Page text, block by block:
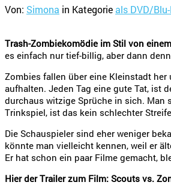
Von: Simona in Kategorieals DVD/
Trash-Zombiekomödie im Stil von
es einfach nur tief-billig, aber dann
Zombies fallen über eine Kleinstadt
aufhalten. Jeden Tag eine gute Tat, ist
durchaus witzige Sprüche in sich. Man
Trinkspiel, ist das kein schlechter
Die Schauspieler sind eher weniger
könnte man vielleicht kennen, weil er
Er hat schon ein paar Filme gemacht,
Hier der Trailer zum Film: Scouts vs.